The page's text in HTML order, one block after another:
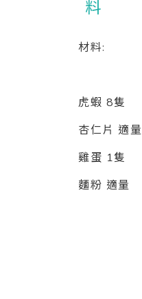
材料:
虎蝦 8隻
杏仁片 適量
雞蛋 1隻
麵粉 適量